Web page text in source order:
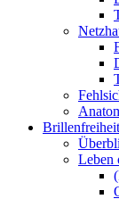
Brillenfreiheit
Leben